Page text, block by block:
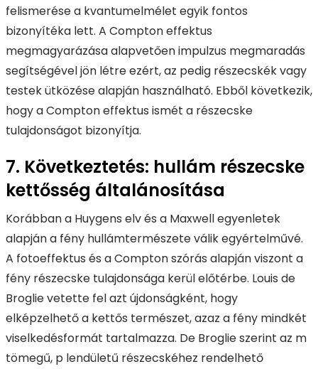
felismerése a kvantumelmélet egyik fontos
bizonyítéka lett. A Compton effektus
megmagyarázása alapvetően impulzus megmaradás
segítségével jön létre ezért, az pedig részecskék vagy
testek ütközése alapján használható. Ebből következik,
hogy a Compton effektus ismét a részecske
tulajdonságot bizonyítja.
7. Következtetés: hullám részecske
kettősség általánosítása
Korábban a Huygens elv és a Maxwell egyenletek
alapján a fény hullámtermészete válik egyértelművé.
A fotoeffektus és a Compton szórás alapján viszont a
fény részecske tulajdonsága kerül előtérbe. Louis de
Broglie vetette fel azt újdonságként, hogy
elképzelhető a kettős természet, azaz a fény mindkét
viselkedésformát tartalmazza. De Broglie szerint az m
tömegű, p lendületű részecskéhez rendelhető